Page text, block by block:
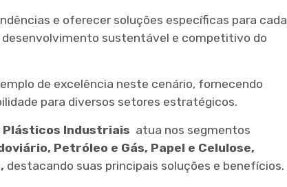
e oferecer soluções específicas para cada
sustentável e competitivo do
de excelência neste cenário, fornecendo
para diversos setores estratégicos.
Plásticos Industriais atua nos segmentos
Petróleo e Gás, Papel e Celulose,
destacando suas principais soluções e benefícios.